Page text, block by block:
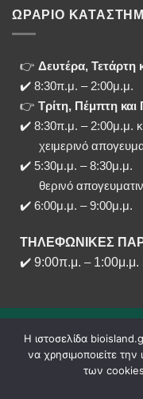
ΩΡΑΡΙΟ
👉 Δευτέρα, Τετάρτη
✔️ 8:30π.μ. – 2:00μ.μ.
👉 Τρίτη, Πέμπτη
✔️ 8:30π.μ. – 2:00μ.μ.
χειμερινό
✔️ 5:30μ.μ. – 8:30μ.μ.
θερινό
✔️ 6:00μ.μ. – 9:00μ.μ.
ΤΗΛΕΦΩΝΙΚΕΣ
✔️ 9:00π.μ. –1:00μ.μ.
Η ιστοσελίδα
να χρησιμοποιείτε
των